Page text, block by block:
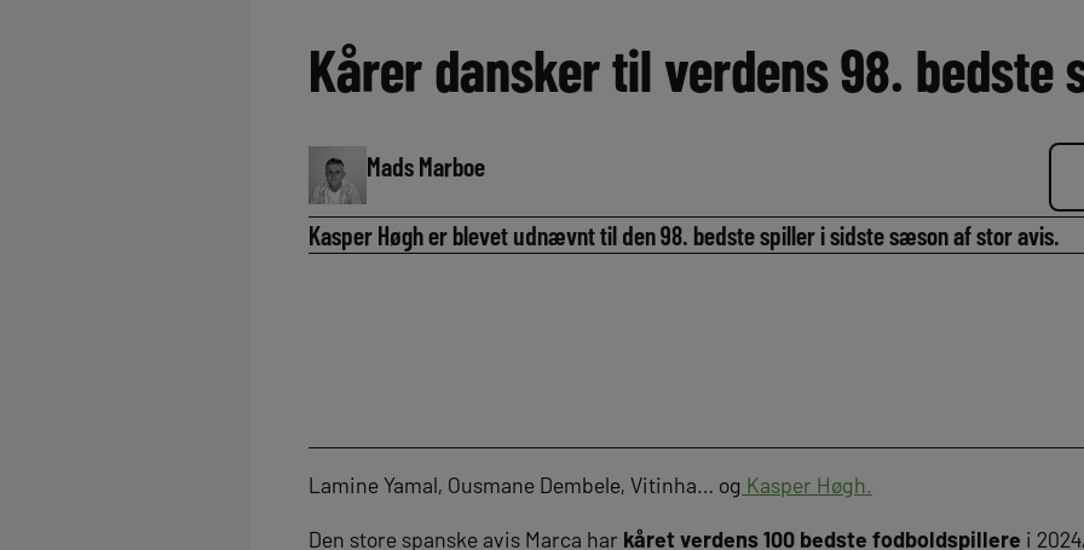
Kårer dansker til verdens 98. bedste
Mads Marboe
Kasper Høgh er blevet udnævnt til den 98. bedste spiller i sidste sæson af stor avis.
Lamine Yamal, Ousmane Dembele, Vitinha… og Kasper Høgh.
Den store spanske avis Marca har kåret verdens 100 bedste fodboldspillere i